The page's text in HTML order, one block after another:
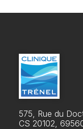
575, Rue du
CS 20102,